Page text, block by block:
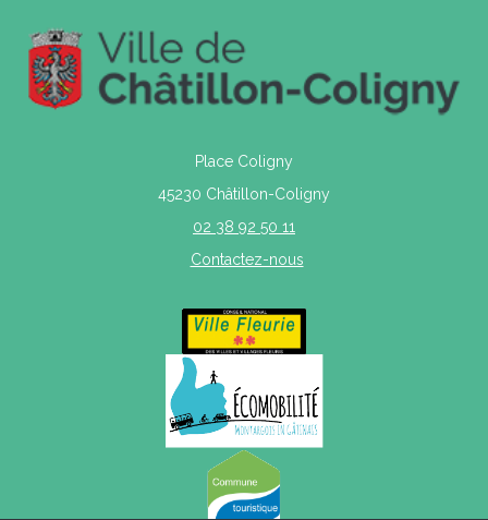
Place Coligny
45230 Châtillon-Coligny
02 38 92 50 11
Contactez-nous